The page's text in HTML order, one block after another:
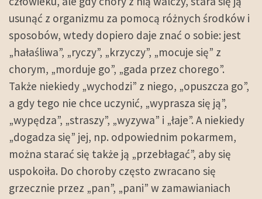
usunąć z organizmu za pomocą różnych środków i
sposobów, wtedy dopiero daje znać o sobie: jest
„hałaśliwa”, „ryczy”, „krzyczy”, „mocuje się” z
chorym, „morduje go”, „gada przez chorego”.
Także niekiedy „wychodzi” z niego, „opuszcza go”,
a gdy tego nie chce uczynić, „wyprasza się ją”,
„wypędza”, „straszy”, „wyzywa” i „łaje”. A niekiedy
„dogadza się” jej, np. odpowiednim pokarmem,
można starać się także ją „przebłagać”, aby się
uspokoiła. Do choroby często zwracano się
grzecznie przez „pan”, „pani” w zamawianiach